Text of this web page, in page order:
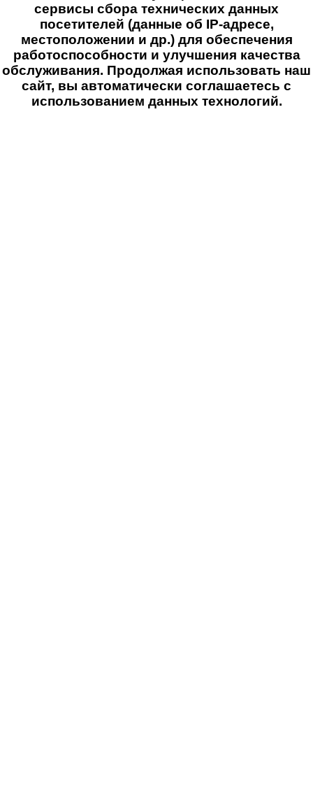
сервисы сбора технических данных
посетителей (данные об IP-адресе,
местоположении и др.) для обеспечения
работоспособности и улучшения качества
обслуживания. Продолжая использовать наш
сайт, вы автоматически соглашаетесь с
использованием данных технологий.